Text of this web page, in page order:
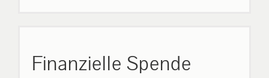
Finanzielle Spende